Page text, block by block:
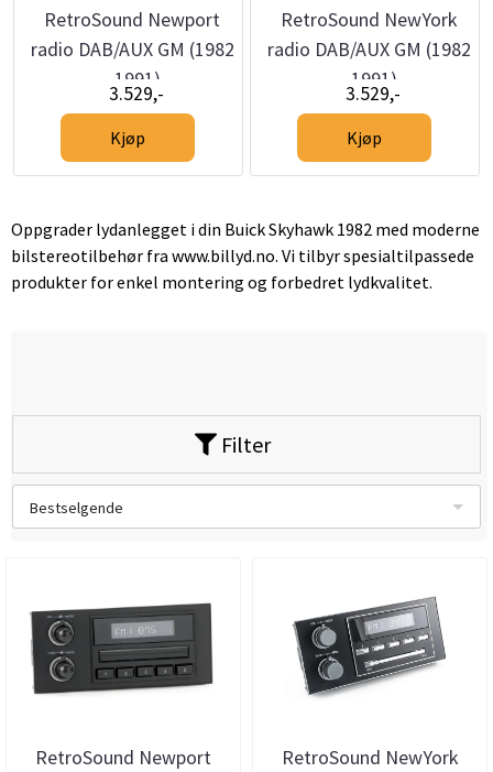
RetroSound Newport
radio DAB/AUX GM (1982
- 1991)
3.529,-
Kjøp
RetroSound NewYork
radio DAB/AUX GM (1982
- 1991)
3.529,-
Kjøp
Oppgrader lydanlegget i din Buick Skyhawk 1982 med moderne
bilstereotilbehør fra www.billyd.no. Vi tilbyr spesialtilpassede
produkter for enkel montering og forbedret lydkvalitet.
Filter
Bestselgende
RetroSound Newport
RetroSound NewYork